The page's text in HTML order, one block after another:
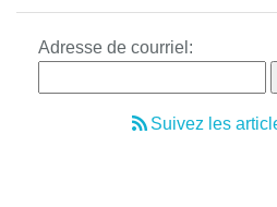
Adresse de courriel:
Suivez les